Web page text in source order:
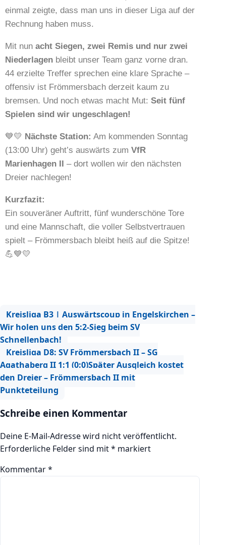
einmal zeigte, dass man uns in dieser Liga auf der
Rechnung haben muss.
Mit nun acht Siegen, zwei Remis und nur zwei
Niederlagen bleibt unser Team ganz vorne dran.
44 erzielte Treffer sprechen eine klare Sprache –
offensiv ist Frömmersbach derzeit kaum zu
bremsen. Und noch etwas macht Mut: Seit fünf
Spielen sind wir ungeschlagen!
💙💛 Nächste Station: Am kommenden Sonntag
(13:00 Uhr) geht’s auswärts zum VfR
Marienhagen II – dort wollen wir den nächsten
Dreier nachlegen!
Kurzfazit:
Ein souveräner Auftritt, fünf wunderschöne Tore
und eine Mannschaft, die voller Selbstvertrauen
spielt – Frömmersbach bleibt heiß auf die Spitze!
💪💙💛
Kreisliga B3 | Auswärtscoup in Engelskirchen –
Wir holen uns den 5:2-Sieg beim SV
Schnellenbach!
Kreisliga D8: SV Frömmersbach II – SG
Agathaberg II 1:1 (0:0)Später Ausgleich kostet
den Dreier – Frömmersbach II mit
Punkteteilung
Schreibe einen Kommentar
Deine E-Mail-Adresse wird nicht veröffentlicht.
Erforderliche Felder sind mit* markiert
Kommentar*